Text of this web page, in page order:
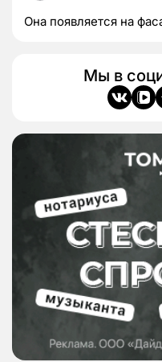
Она появляется на
Мы в